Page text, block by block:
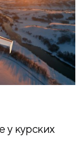
у курских